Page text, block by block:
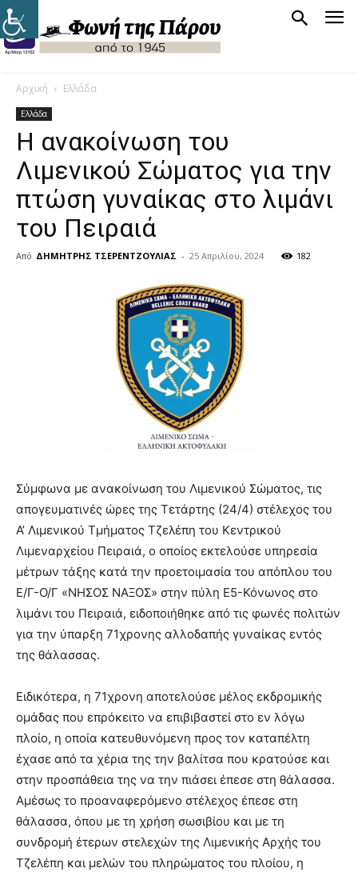
Αρχική Ελλάδα
Ελλάδα
Η ανακοίνωση του
Λιμενικού Σώματος για την
πτώση γυναίκας στο λιμάνι
του Πειραιά
Από ΔΗΜΗΤΡΗΣ ΤΣΕΡΕΝΤΖΟΥΛΙΑΣ - 25 Απριλίου, 2024 182
Σύμφωνα με ανακοίνωση του Λιμενικού Σώματος, τις
απογευματινές ώρες της Τετάρτης (24/4) στέλεχος του
Α’ Λιμενικού Τμήματος Τζελέπη του Κεντρικού
Λιμεναρχείου Πειραιά, ο οποίος εκτελούσε υπηρεσία
μέτρων τάξης κατά την προετοιμασία του απόπλου του
Ε/Γ-Ο/Γ «ΝΗΣΟΣ ΝΑΞΟΣ» στην πύλη Ε5-Κόνωνος στο
λιμάνι του Πειραιά, ειδοποιήθηκε από τις φωνές πολιτών
για την ύπαρξη 71χρονης αλλοδαπής γυναίκας εντός
της θάλασσας.
Ειδικότερα, η 71χρονη αποτελούσε μέλος εκδρομικής
ομάδας που επρόκειτο να επιβιβαστεί στο εν λόγω
πλοίο, η οποία κατευθυνόμενη προς τον καταπέλτη
έχασε από τα χέρια της την βαλίτσα που κρατούσε και
στην προσπάθεια της να την πιάσει έπεσε στη θάλασσα.
Αμέσως το προαναφερόμενο στέλεχος έπεσε στη
θάλασσα, όπου με τη χρήση σωσιβίου και με τη
συνδρομή έτερων στελεχών της Λιμενικής Αρχής του
Τζελέπη και μελών του πληρώματος του πλοίου, η